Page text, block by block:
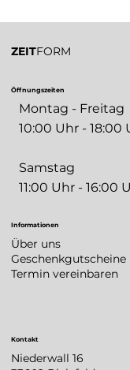
ZEITFORM
Öffnungszeiten
Montag - Freitag
10:00 Uhr - 18:00
Samstag
11:00 Uhr - 16:00
Informationen
Über uns
Geschenkgutscheine
Termin vereinbaren
Kontakt
Niederwall 16